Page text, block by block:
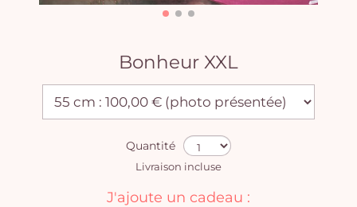
Bonheur XXL
Quantité
Livraison incluse
J'ajoute un cadeau :